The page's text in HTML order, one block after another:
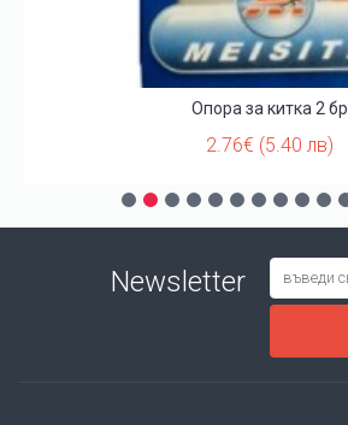
Опора за китка 2 бр
2.76€ (5.40 лв)
Newsletter